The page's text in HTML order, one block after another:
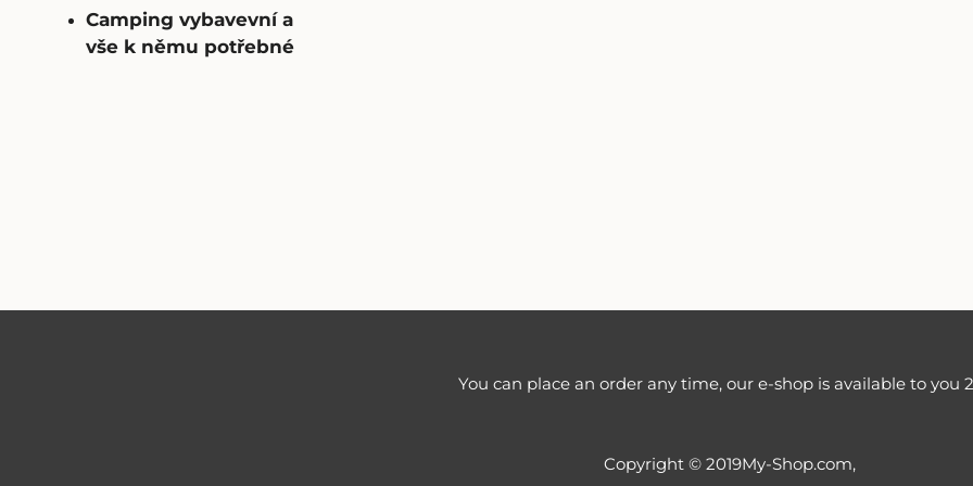
Camping vybavevní a
vše k němu potřebné
You can place an order any time, our e-shop is available to you
Copyright © 2019My-Shop.com,